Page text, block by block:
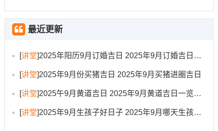
一白贪狼星飞临西北方，此方位可摆放水景或金属饰品以
助人缘同财运；四曲星飞临东南方，虽为太岁方、但若谨
行事禁忌提醒
行事择吉的认识相关禁忌同样首要 -指望规避不利;诸事顺
最近更新
[讲堂]2025年阳历9月订婚吉日 2025年9月订婚吉日有哪几天
[讲堂]2025年9月份买猪吉日 2025年9月买猪进圈吉日
[讲堂]2025午9月黄道吉日 2025年9月黄道吉日一览表大全
[讲堂]2025年9月生孩子好日子 2025年9月哪天生孩子比较好